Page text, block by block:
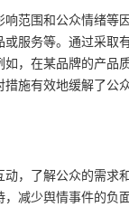
范围和公众情绪等
服务等。通过采取
，在某品牌的产品
施有效地缓解了公
，了解公众的需求
减少舆情事件的负